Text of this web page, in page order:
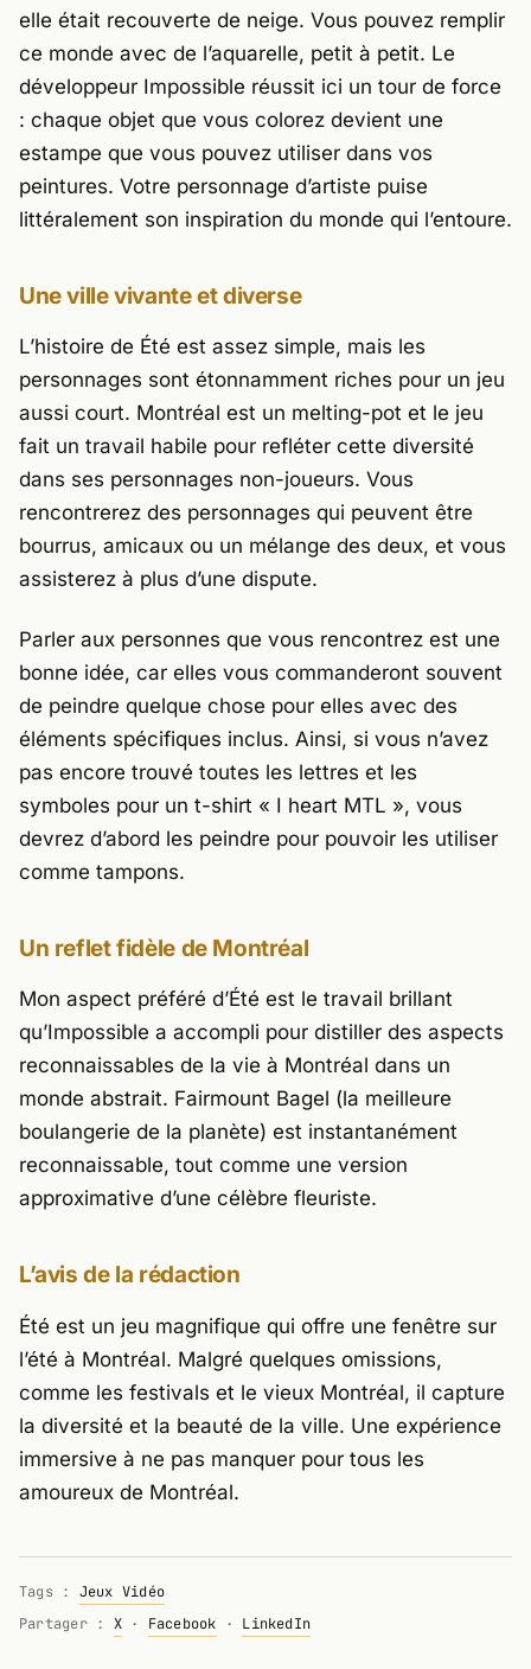
elle était recouverte de neige. Vous pouvez remplir
ce monde avec de l’aquarelle, petit à petit. Le
développeur Impossible réussit ici un tour de force
: chaque objet que vous colorez devient une
estampe que vous pouvez utiliser dans vos
peintures. Votre personnage d’artiste puise
littéralement son inspiration du monde qui l’entoure.
Une ville vivante et diverse
L’histoire de Été est assez simple, mais les
personnages sont étonnamment riches pour un jeu
aussi court. Montréal est un melting-pot et le jeu
fait un travail habile pour refléter cette diversité
dans ses personnages non-joueurs. Vous
rencontrerez des personnages qui peuvent être
bourrus, amicaux ou un mélange des deux, et vous
assisterez à plus d’une dispute.
Parler aux personnes que vous rencontrez est une
bonne idée, car elles vous commanderont souvent
de peindre quelque chose pour elles avec des
éléments spécifiques inclus. Ainsi, si vous n’avez
pas encore trouvé toutes les lettres et les
symboles pour un t-shirt « I heart MTL », vous
devrez d’abord les peindre pour pouvoir les utiliser
comme tampons.
Un reflet fidèle de Montréal
Mon aspect préféré d’Été est le travail brillant
qu’Impossible a accompli pour distiller des aspects
reconnaissables de la vie à Montréal dans un
monde abstrait. Fairmount Bagel (la meilleure
boulangerie de la planète) est instantanément
reconnaissable, tout comme une version
approximative d’une célèbre fleuriste.
L’avis de la rédaction
Été est un jeu magnifique qui offre une fenêtre sur
l’été à Montréal. Malgré quelques omissions,
comme les festivals et le vieux Montréal, il capture
la diversité et la beauté de la ville. Une expérience
immersive à ne pas manquer pour tous les
amoureux de Montréal.
Tags : Jeux Vidéo
Partager : X· Facebook · LinkedIn